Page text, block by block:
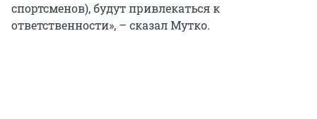
спортсменов), будут привлекаться к
ответственности», – сказал Мутко.